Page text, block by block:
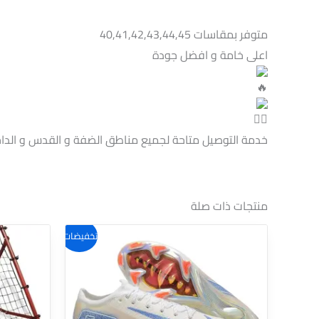
متوفر بمقاسات 40,41,42,43,44,45
اعلى خامة و افضل جودة
خدمة التوصيل متاحة لجميع مناطق الضفة و القدس و
منتجات ذات صلة
تخفيضات!
العديد
من
الأشكال